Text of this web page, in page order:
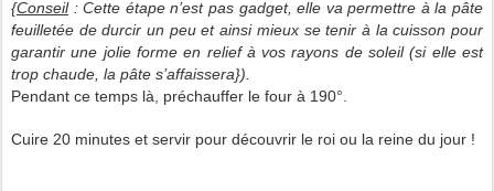
{Conseil: Cette étape n’est pas gadget, elle va permettre à la pâte
feuilletée de durcir un peu et ainsi mieux se tenir à la cuisson pour
garantir une jolie forme en relief à vos rayons de soleil (si elle est
trop chaude, la pâte s’affaissera}).
Pendant ce temps là, préchauffer le four à 190°.
Cuire 20 minutes et servir pour découvrir le roi ou la reine du jour !